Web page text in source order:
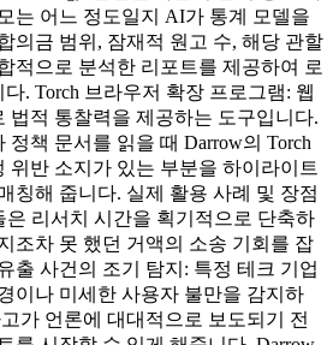
는 어느 정도일지 AI가 통계 모델을
의금 범위, 잠재적 원고 수, 해당 관할
적으로 분석한 리포트를 제공하여 로
. Torch 브라우저 확장 프로그램: 웹
법적 통찰력을 제공하는 도구입니다.
책 문서를 읽을 때 Darrow의 Torch
위반 소지가 있는 부분을 하이라이트
칭해 줍니다. 실제 활용 사례 및 장점
은 리서치 시간을 획기적으로 단축하
조차 못 했던 거액의 소송 기회를 잡
출 사건의 조기 탐지: 특정 테크 기업
이나 미세한 사용자 불만을 감지하
가 언론에 대대적으로 보도되기 전